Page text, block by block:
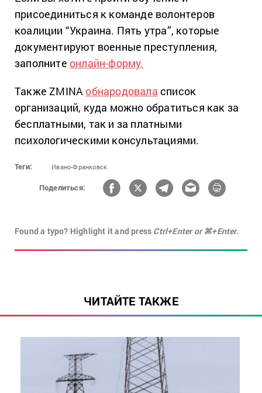
присоединиться к команде волонтеров
коалиции “Украина. Пять утра”, которые
документируют военные преступления,
заполните онлайн-форму.
Также ZMINA обнародовала список
организаций, куда можно обратиться как за
бесплатными, так и за платными
психологическими консультациями.
Теги: Ивано-Франковск
Поделиться:
Found a typo? Highlight it and press Ctrl+Enter or ⌘+Enter.
ЧИТАЙТЕ ТАКЖЕ